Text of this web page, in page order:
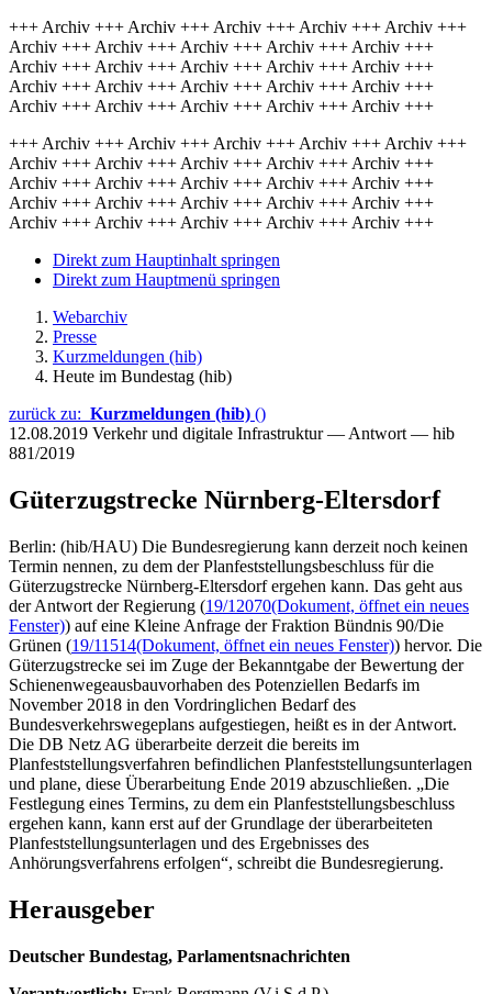
+++ Archiv +++ Archiv +++ Archiv +++ Archiv +++ Archiv +++
Archiv +++ Archiv +++ Archiv +++ Archiv +++ Archiv +++
Archiv +++ Archiv +++ Archiv +++ Archiv +++ Archiv +++
Archiv +++ Archiv +++ Archiv +++ Archiv +++ Archiv +++
Archiv +++ Archiv +++ Archiv +++ Archiv +++ Archiv +++
+++ Archiv +++ Archiv +++ Archiv +++ Archiv +++ Archiv +++
Archiv +++ Archiv +++ Archiv +++ Archiv +++ Archiv +++
Archiv +++ Archiv +++ Archiv +++ Archiv +++ Archiv +++
Archiv +++ Archiv +++ Archiv +++ Archiv +++ Archiv +++
Archiv +++ Archiv +++ Archiv +++ Archiv +++ Archiv +++
Direkt zum Hauptinhalt springen
Direkt zum Hauptmenü springen
Webarchiv
Presse
Kurzmeldungen (hib)
Heute im Bundestag (hib)
zurück zu: Kurzmeldungen (hib) ()
12.08.2019 Verkehr und digitale Infrastruktur — Antwort — hib
881/2019
Güterzugstrecke Nürnberg-Eltersdorf
Berlin: (hib/HAU) Die Bundesregierung kann derzeit noch keinen
Termin nennen, zu dem der Planfeststellungsbeschluss für die
Güterzugstrecke Nürnberg-Eltersdorf ergehen kann. Das geht aus
der Antwort der Regierung (19/12070(Dokument, öffnet ein neues
Fenster)) auf eine Kleine Anfrage der Fraktion Bündnis 90/Die
Grünen (19/11514(Dokument, öffnet ein neues Fenster)) hervor. Die
Güterzugstrecke sei im Zuge der Bekanntgabe der Bewertung der
Schienenwegeausbauvorhaben des Potenziellen Bedarfs im
November 2018 in den Vordringlichen Bedarf des
Bundesverkehrswegeplans aufgestiegen, heißt es in der Antwort.
Die DB Netz AG überarbeite derzeit die bereits im
Planfeststellungsverfahren befindlichen Planfeststellungsunterlagen
und plane, diese Überarbeitung Ende 2019 abzuschließen. „Die
Festlegung eines Termins, zu dem ein Planfeststellungsbeschluss
ergehen kann, kann erst auf der Grundlage der überarbeiteten
Planfeststellungsunterlagen und des Ergebnisses des
Anhörungsverfahrens erfolgen“, schreibt die Bundesregierung.
Herausgeber
Deutscher Bundestag, Parlamentsnachrichten